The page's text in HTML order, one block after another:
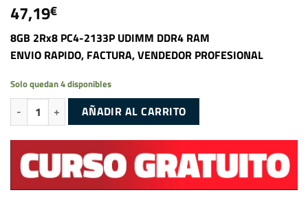
47,19€
8GB 2Rx8 PC4-2133P UDIMM DDR4 RAM
ENVIO RAPIDO, FACTURA, VENDEDOR PROFESIONAL
Solo quedan 4 disponibles
8GB 1Rx8 PC4-2133P UDIMM DDR4 RAM cantidad
AÑADIR AL CARRITO